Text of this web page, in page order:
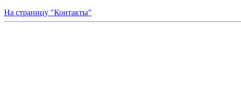
На страницу "Контакты"